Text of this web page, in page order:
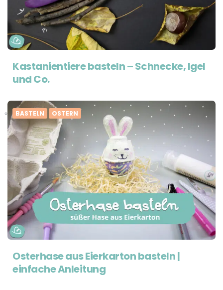
Kastanientiere basteln – Schnecke, Igel
und Co.
BASTELN OSTERN
Osterhase aus Eierkarton basteln |
einfache Anleitung